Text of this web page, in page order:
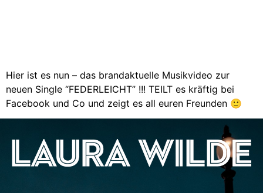
Hier ist es nun – das brandaktuelle Musikvideo zur
neuen Single “FEDERLEICHT” !!! TEILT es kräftig bei
Facebook und Co und zeigt es all euren Freunden 🙂